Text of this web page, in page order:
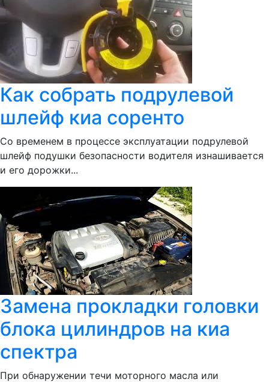
Как собрать подрулевой
шлейф киа соренто
Со временем в процессе эксплуатации подрулевой
шлейф подушки безопасности водителя изнашивается
и его дорожки...
Замена прокладки головки
блока цилиндров на киа
спектра
При обнаружении течи моторного масла или